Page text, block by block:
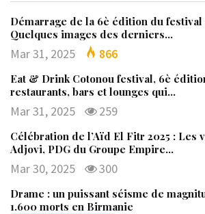
Démarrage de la 6è édition du festival
Quelques images des derniers…
Mar 31, 2025 866
Eat & Drink Cotonou festival, 6è
restaurants, bars et lounges qui…
Mar 31, 2025 259
Célébration de l’Aïd El Fitr 2025 : Les
Adjovi, PDG du Groupe Empire…
Mar 30, 2025 300
Drame : un puissant séisme de
1.600 morts en Birmanie